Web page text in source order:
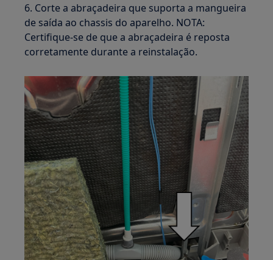
6. Corte a abraçadeira que suporta a mangueira
de saída ao chassis do aparelho. NOTA:
Certifique-se de que a abraçadeira é reposta
corretamente durante a reinstalação.